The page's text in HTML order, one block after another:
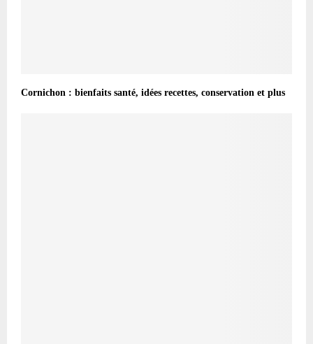
Cornichon : bienfaits santé, idées recettes, conservation et plus